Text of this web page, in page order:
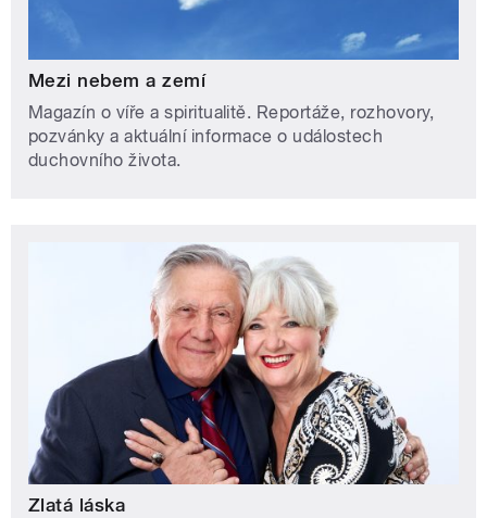
Mezi nebem a zemí
Magazín o víře a spiritualitě. Reportáže, rozhovory,
pozvánky a aktuální informace o událostech
duchovního života.
Zlatá láska